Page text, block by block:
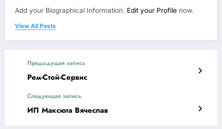
Add your Biographical Information. Edit your Profile now.
View All Posts
Предыдущая запись
Рем-Стой-Сервис
Следующая запись
ИП Максюта Вячеслав